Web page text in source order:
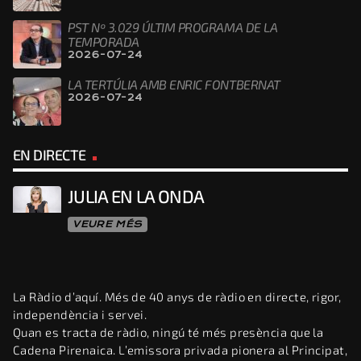
PST Nº 3.029 ÚLTIM PROGRAMA DE LA
TEMPORADA
2026-07-24
LA TERTÚLIA AMB ENRIC FONTBERNAT
2026-07-24
EN DIRECTE
JULIA EN LA ONDA
VEURE MÉS
La Ràdio d’aquí. Més de 40 anys de ràdio en directe, rigor,
independència i servei.
Quan es tracta de ràdio, ningú té més presència que la
Cadena Pirenaica. L’emissora privada pionera al Principat,